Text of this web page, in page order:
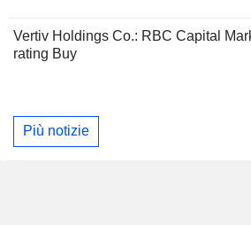
Vertiv Holdings Co.: RBC Capital
rating Buy
Più notizie